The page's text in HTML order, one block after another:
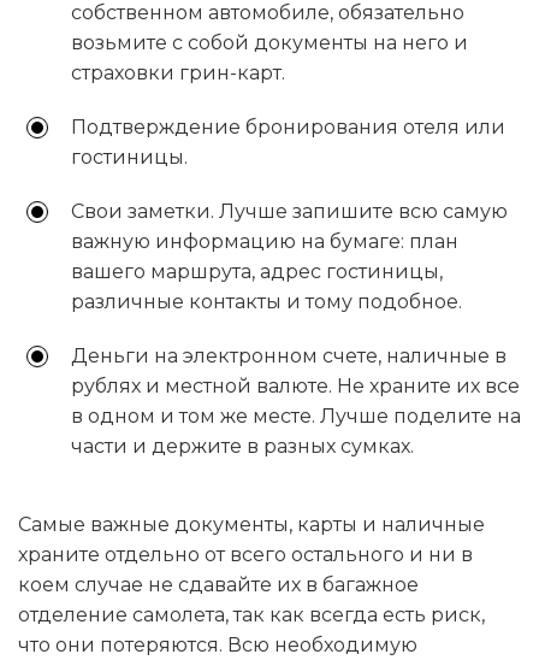
собственном автомобиле, обязательно
возьмите с собой документы на него и
страховки грин-карт.
Подтверждение бронирования отеля или
гостиницы.
Свои заметки. Лучше запишите всю самую
важную информацию на бумаге: план
вашего маршрута, адрес гостиницы,
различные контакты и тому подобное.
Деньги на электронном счете, наличные в
рублях и местной валюте. Не храните их все
в одном и том же месте. Лучше поделите на
части и держите в разных сумках.
Самые важные документы, карты и наличные
храните отдельно от всего остального и ни в
коем случае не сдавайте их в багажное
отделение самолета, так как всегда есть риск,
что они потеряются. Всю необходимую